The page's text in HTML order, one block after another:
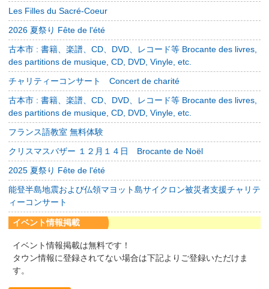
Les Filles du Sacré-Coeur
2026 夏祭り Fête de l'été
古本市 : 書籍、楽譜、CD、DVD、レコード等 Brocante des livres,
des partitions de musique, CD, DVD, Vinyle, etc.
チャリティーコンサート Concert de charité
古本市 : 書籍、楽譜、CD、DVD、レコード等 Brocante des livres,
des partitions de musique, CD, DVD, Vinyle, etc.
フランス語教室 無料体験
クリスマスバザー １２月１４日 Brocante de Noël
2025 夏祭り Fête de l'été
能登半島地震および仏領マヨット島サイクロン被災者支援チャリテ
ィーコンサート
イベント情報掲載
イベント情報掲載は無料です！
タウン情報に登録されてない場合は下記よりご登録いただけま
す。